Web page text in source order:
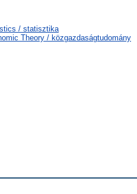
/ statisztika
Theory / közgazdaságtudomány